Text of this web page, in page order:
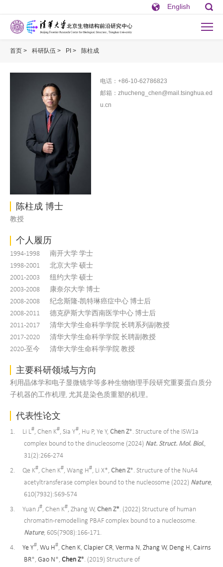
English
首页 > 科研队伍 > PI > 陈柱成
电话：+86-10-62786823
邮箱：zhucheng_chen@mail.tsinghua.ed
u.cn
陈柱成 博士
教授
个人履历
1994-1998
南开大学 学士
1998-2001
北京大学 硕士
2001-2003
纽约大学 硕士
2003-2008
康奈尔大学 博士
2008-2008
纪念斯隆-凯特琳癌症中心 博士后
2008-2011
德克萨斯大学西南医学中心 博士后
2011-2017
清华大学生命科学学院 长聘系列副教授
2017-2020
清华大学生命科学学院 长聘副教授
2020-至今
清华大学生命科学学院 教授
主要科研领域与方向
利用晶体学和电子显微镜学等多种生物物理手段研究重要蛋白质分
子机器的工作机理, 尤其是染色质重塑的机理。
代表性论文
1. Li L#, Chen K#, Sia Y#, Hu P, Ye Y, Chen Z*. Structure of the ISW1a
complex bound to the dinucleosome (2024) Nat. Struct. Mol. Biol.,
31(2):266-274
2. Qe K#, Chen K#, Wang H#, Li X*, Chen Z*. Structure of the NuA4
acetyltransferase complex bound to the nucleosome (2022) Nature,
610(7932):569-574
3. Yuan J#, Chen K#, Zhang W, Chen Z*. (2022) Structure of human
chromatin-remodelling PBAF complex bound to a nucleosome.
Nature, 605(7908):166-171.
4. Ye Y#, Wu H#, Chen K, Clapier CR, Verma N , Zhang W, Deng H , Cairns
BR*, Gao N *, Chen Z*. (2019) Structure of